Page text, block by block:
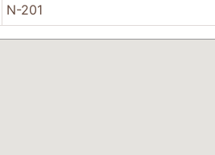
N-201